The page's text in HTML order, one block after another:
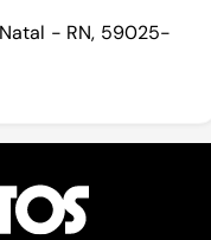
- RN, 59025-